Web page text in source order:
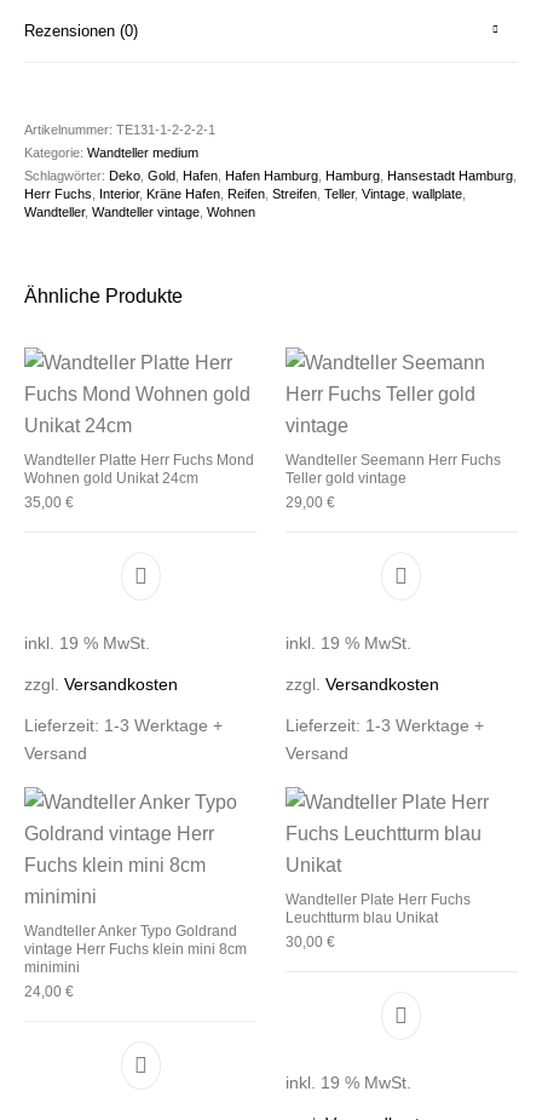
Rezensionen (0)
Artikelnummer:TE131-1-2-2-2-1
Kategorie:Wandteller medium
Schlagwörter:Deko ,Gold ,Hafen ,Hafen Hamburg ,Hamburg ,Hansestadt Hamburg
Herr Fuchs
Interior,Kräne Hafen ,Reifen ,Streifen ,Teller,Vintage ,wallplate
Wandteller,Wandteller vintage ,Wohnen
Ähnliche Produkte
Wandteller Platte Herr Fuchs Mond
Wohnen gold Unikat 24cm
35,00€
inkl. 19 % MwSt.
zzgl.Versandkosten
Lieferzeit: 1-3 Werktage +
Versand
Wandteller Seemann Herr Fuchs
Teller gold vintage
29,00 €
inkl. 19 % MwSt.
zzgl. Versandkosten
Lieferzeit: 1-3 Werktage +
Versand
Wandteller Anker Typo Goldrand
vintage Herr Fuchs klein mini 8cm
minimini
24,00€
Wandteller Plate Herr Fuchs
Leuchtturm blau Unikat
30,00 €
inkl. 19 % MwSt.